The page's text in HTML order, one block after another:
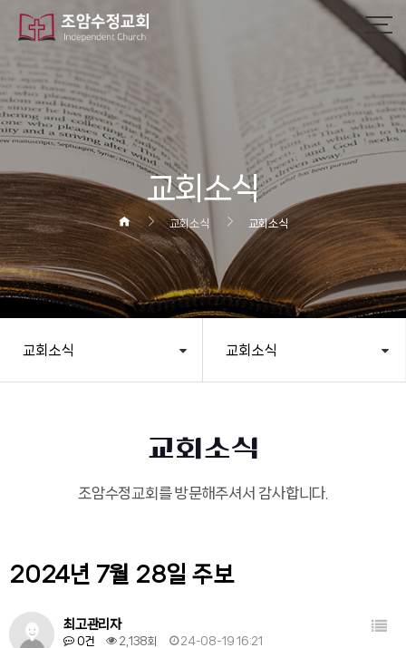
교회소식
교회소식 교회소식
교회소식 교회소식
교회소식
조암수정교회를 방문해주셔서 감사합니다.
2024년 7월 28일 주보
최고관리자
0건 2,138회 24-08-19 16:21